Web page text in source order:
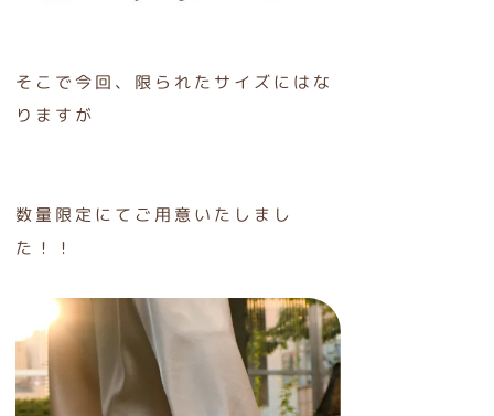
そこで今回、限られたサイズにはな
りますが
数量限定にてご用意いたしまし
た！！